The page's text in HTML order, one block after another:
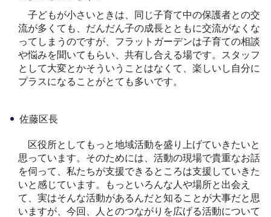
子どもが小さいときは、同じ子育て中の保護者との交
流が多くても、だんだん子の成長とともに交流がなくな
ってしまうのですが、フラットガーデンは子育ての相談
や悩みを聞いてもらい、共有し合える場です。スタッフ
として大変とかそういうことはなくて、楽しいし自分に
プラスになることがとても多いです。
佐藤区長
区役所としてもっと地域活動を盛り上げていきたいと
思っています。そのためには、活動の現場で貴重なお話
を伺って、私たちが支援できるところは支援していきた
いと感じています。もっといろんな人や場所と出会え
て、実はそんな活動があるんだと知ることが大事だと思
いますが、今回、人とのつながりを広げる活動について